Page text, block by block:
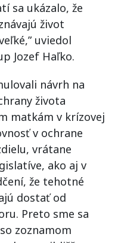
sa ukázalo, že
život
uviedol
Jozef Haľko.
návrh na
života
matkám v krízovej
v ochrane
vrátane
ako aj v
že tehotné
dostať od
Preto sme sa
zoznamom